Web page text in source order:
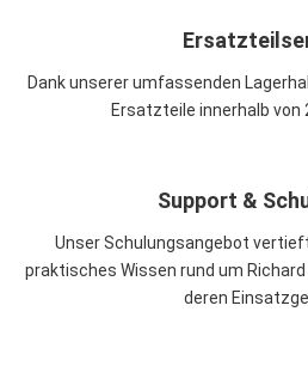
Dank unserer umfassenden
Ersatzteile innerhalb von
Support &
Unser Schulungsangebot
praktisches Wissen rund um
deren